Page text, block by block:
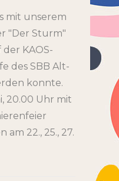
mit unserem
"Der Sturm"
KAOS-
des SBB Alt-
konnte.
20.00 Uhr mit
22., 25., 27.